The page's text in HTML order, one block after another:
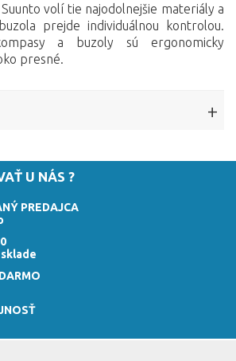
volí tie najodolnejšie materiály a
prejde individuálnou kontrolou.
a buzoly sú ergonomicky
presné.
U NÁS ?
PREDAJCA